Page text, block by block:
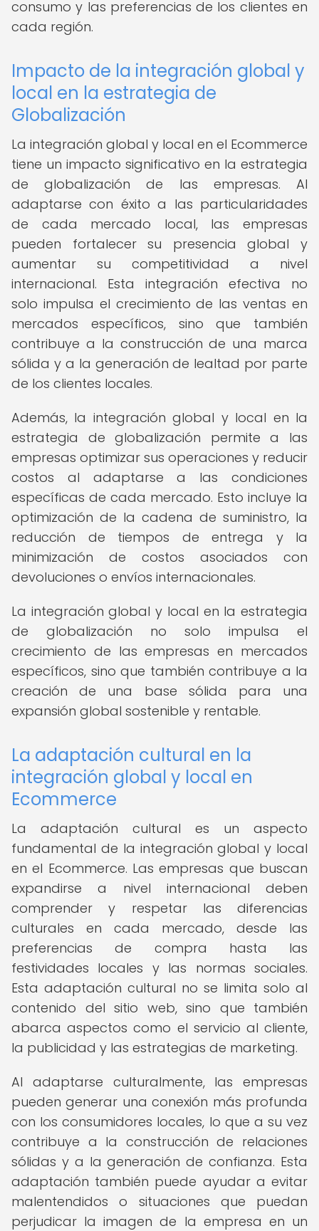
consumo y las preferencias de los clientes en
cada región.
Impacto de la integración global y
local en la estrategia de
Globalización
La integración global y local en el Ecommerce
tiene un impacto significativo en la estrategia
de globalización de las empresas. Al
adaptarse con éxito a las particularidades
de cada mercado local, las empresas
pueden fortalecer su presencia global y
aumentar su competitividad a nivel
internacional. Esta integración efectiva no
solo impulsa el crecimiento de las ventas en
mercados específicos, sino que también
contribuye a la construcción de una marca
sólida y a la generación de lealtad por parte
de los clientes locales.
Además, la integración global y local en la
estrategia de globalización permite a las
empresas optimizar sus operaciones y reducir
costos al adaptarse a las condiciones
específicas de cada mercado. Esto incluye la
optimización de la cadena de suministro, la
reducción de tiempos de entrega y la
minimización de costos asociados con
devoluciones o envíos internacionales.
La integración global y local en la estrategia
de globalización no solo impulsa el
crecimiento de las empresas en mercados
específicos, sino que también contribuye a la
creación de una base sólida para una
expansión global sostenible y rentable.
La adaptación cultural en la
integración global y local en
Ecommerce
La adaptación cultural es un aspecto
fundamental de la integración global y local
en el Ecommerce. Las empresas que buscan
expandirse a nivel internacional deben
comprender y respetar las diferencias
culturales en cada mercado, desde las
preferencias de compra hasta las
festividades locales y las normas sociales.
Esta adaptación cultural no se limita solo al
contenido del sitio web, sino que también
abarca aspectos como el servicio al cliente,
la publicidad y las estrategias de marketing.
Al adaptarse culturalmente, las empresas
pueden generar una conexión más profunda
con los consumidores locales, lo que a su vez
contribuye a la construcción de relaciones
sólidas y a la generación de confianza. Esta
adaptación también puede ayudar a evitar
malentendidos o situaciones que puedan
perjudicar la imagen de la empresa en un